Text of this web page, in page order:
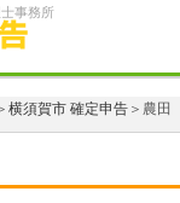
事務所
横須賀市 確定申告＞農田